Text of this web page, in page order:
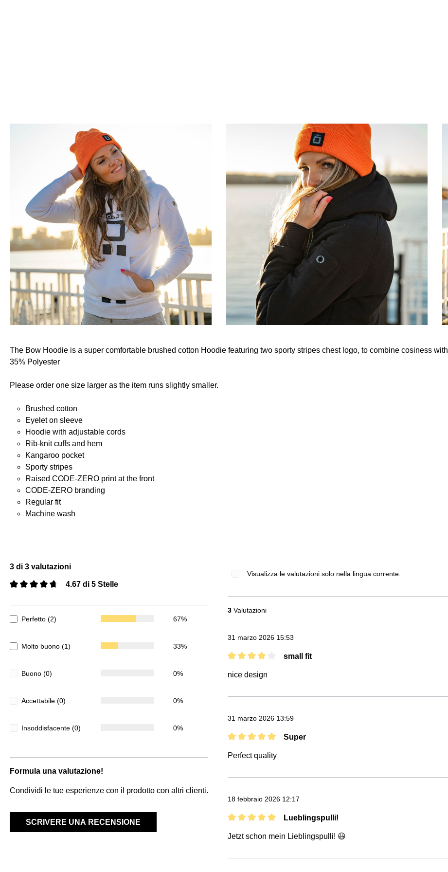
The Bow Hoodie is a super comfortable brushed cotton Hoodie featuring two sporty stripes chest logo, to combine cosiness with
35% Polyester
Please order one size larger as the item runs slightly smaller.
Brushed cotton
Eyelet on sleeve
Hoodie with adjustable cords
Rib-knit cuffs and hem
Kangaroo pocket
Sporty stripes
Raised CODE-ZERO print at the front
CODE-ZERO branding
Regular fit
Machine wash
3 di 3 valutazioni
4.67 di 5 Stelle
Perfetto (2) 67%
Molto buono (1) 33%
Buono (0) 0%
Accettabile (0) 0%
Insoddisfacente (0) 0%
Formula una valutazione!
Condividi le tue esperienze con il prodotto con altri clienti.
SCRIVERE UNA RECENSIONE
Visualizza le valutazioni solo nella lingua corrente.
3 Valutazioni
31 marzo 2026 15:53
small fit
nice design
31 marzo 2026 13:59
Super
Perfect quality
18 febbraio 2026 12:17
Lueblingspulli!
Jetzt schon mein Lieblingspulli! 😃